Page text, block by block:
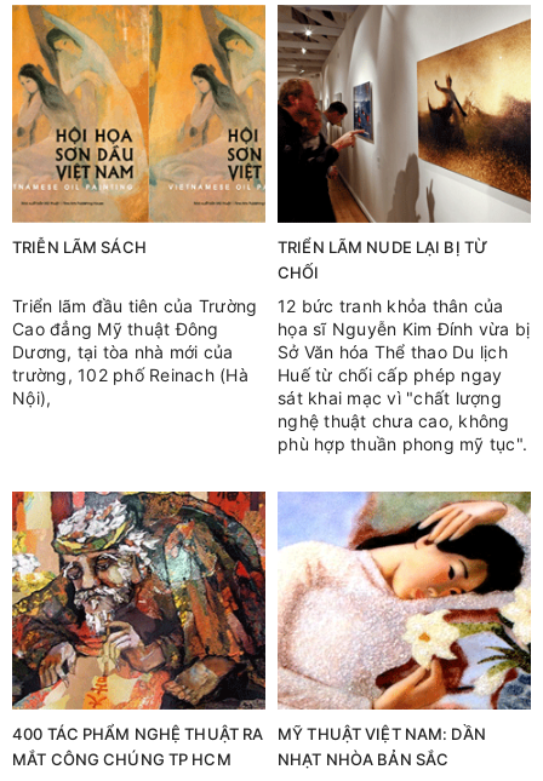
TRIỄN LÃM SÁCH
Triển lãm đầu tiên của Trường
Cao đẳng Mỹ thuật Đông
Dương, tại tòa nhà mới của
trường, 102 phố Reinach (Hà
Nội),
TRIỂN LÃM NUDE LẠI BỊ TỪ
CHỐI
12 bức tranh khỏa thân của
họa sĩ Nguyễn Kim Đính vừa bị
Sở Văn hóa Thể thao Du lịch
Huế từ chối cấp phép ngay
sát khai mạc vì "chất lượng
nghệ thuật chưa cao, không
phù hợp thuần phong mỹ tục".
400 TÁC PHẨM NGHỆ THUẬT RA
MẮT CÔNG CHÚNG TP HCM
MỸ THUẬT VIỆT NAM: DẦN
NHẠT NHÒA BẢN SẮC